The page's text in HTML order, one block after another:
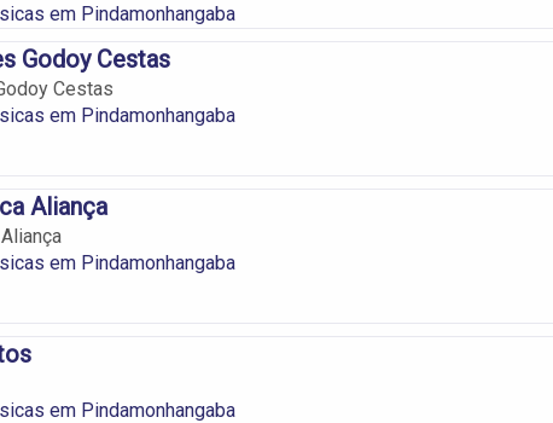
em Pindamonhangaba
Godoy Cestas
Cestas
em Pindamonhangaba
Aliança
em Pindamonhangaba
em Pindamonhangaba